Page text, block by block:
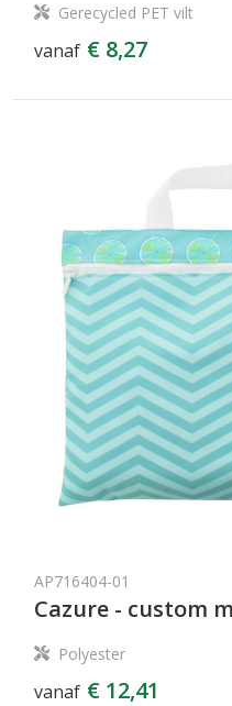
Gerecycled PET vilt
vanaf € 8,27
AP716404-01
Cazure - custom
Polyester
vanaf € 12,41